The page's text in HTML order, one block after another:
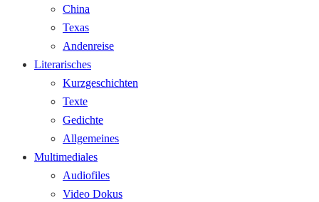
China
Texas
Andenreise
Literarisches
Kurzgeschichten
Texte
Gedichte
Allgemeines
Multimediales
Audiofiles
Video Dokus